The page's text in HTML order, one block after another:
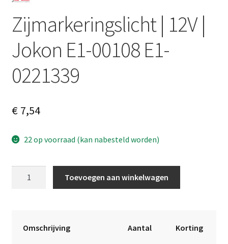
Zijmarkeringslicht | 12V |
Jokon E1-00108 E1-
0221339
€7,54
22 op voorraad (kan nabesteld worden)
Toevoegen aan winkelwagen
Omschrijving Aantal Korting